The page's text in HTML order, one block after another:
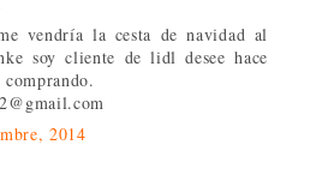
vendría la cesta de navidad al
soy cliente de lidl desee hace
2014